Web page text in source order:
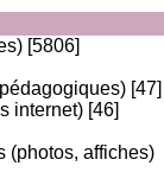
[5806]
[47]
internet) [46]
(photos, affiches)